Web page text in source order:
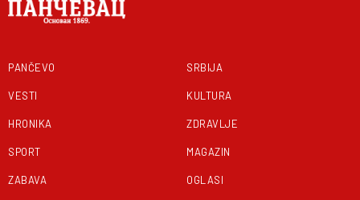
PANČEVO
VESTI
HRONIKA
SPORT
ZABAVA
SRBIJA
KULTURA
ZDRAVLJE
MAGAZIN
OGLASI